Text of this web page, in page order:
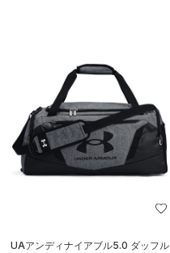
UAアンディナイアブル5.0 ダッフル